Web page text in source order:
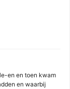
en en toen kwam
en waarbij